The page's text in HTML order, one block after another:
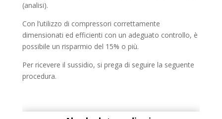
(analisi).
Con l’utilizzo di compressori correttamente
dimensionati ed efficienti con un adeguato controllo, è
possibile un risparmio del 15% o più.
Per ricevere il sussidio, si prega di seguire la seguente
procedura.